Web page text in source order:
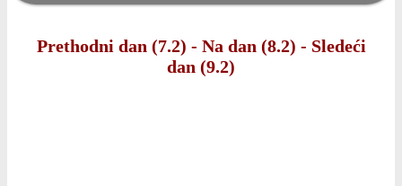
Prethodni dan (7.2) - Na dan (8.2) - Sledeći
dan (9.2)